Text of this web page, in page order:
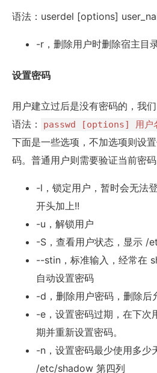
语法：userdel [options]
-r，删除用户时删除宿主目
设置密码
用户建立过后是没有密码的，我们
语法：
passwd [options] 用户
下面是一些选项，不加选项则设
码。普通用户则需要验证当前密码
-l，锁定用户，暂时会无法
开头加上!!
-u，解锁用户
-S，查看用户状态，显示 /
--stin，标准输入，经常在
自动设置密码
-d，删除用户密码，删除后
-e，设置密码过期，在下次
期并重新设置密码。
-n，设置密码最少使用多少
/etc/shadow 第四列